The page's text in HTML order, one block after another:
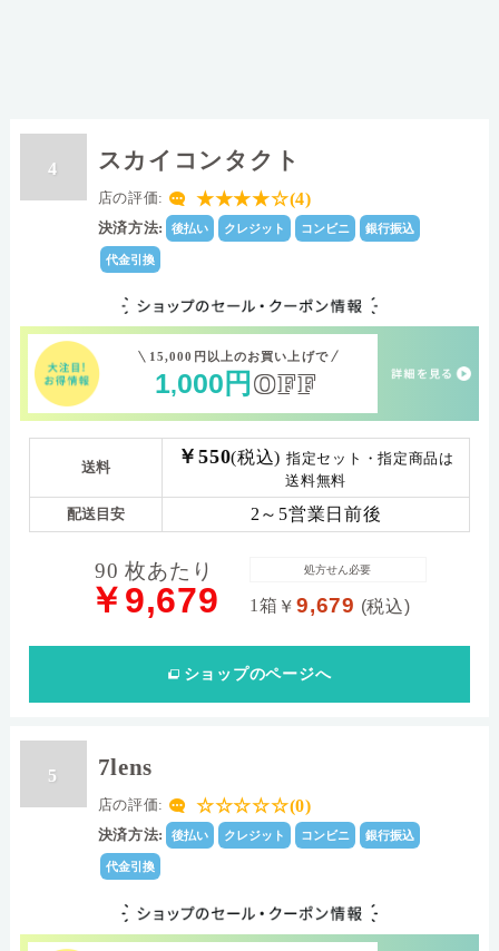
4 スカイコンタクト
店の評価: ★★★★☆(4)
決済方法: 後払い クレジット コンビニ 銀行振込
代金引換
15,000円以上のお買い上げで
1,000 円 OFF
送料 ￥550(税込) 指定セット・指定商品は
送料無料
配送目安 2～5営業日前後
90 枚あたり
￥9,679 1箱 ￥9,679 (税込)
処方せん必要
ショップのページへ
5 7lens
店の評価: ☆☆☆☆☆(0)
決済方法: 後払い クレジット コンビニ 銀行振込
代金引換